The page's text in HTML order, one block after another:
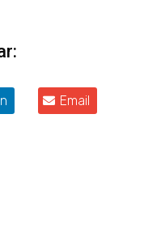
Email